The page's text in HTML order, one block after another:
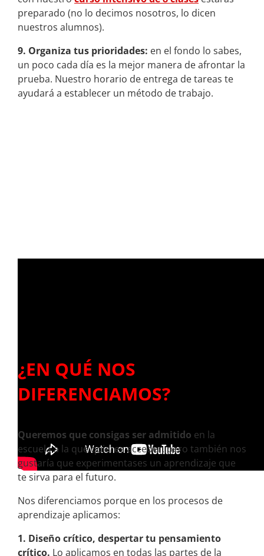
preparado (no lo decimos nosotros, lo dicen
nuestros alumnos).
9. Organiza tus prioridades: en el fondo lo sabes,
un poco cada día es la mejor manera de afrontar la
prueba. Nuestro horario de entrega de tareas te
ayudará a establecer un método de trabajo.
¿EN QUÉ NOS
DIFERENCIAMOS?
Queremos que consigas ser admitido en la
escuela a la que quieres acceder, pero también nos
gustaría que experimentases un aprendizaje que
te sirva para el futuro.
Nos diferenciamos porque en los procesos de
aprendizaje aplicamos:
1. Diseño crítico, despertar tu pensamiento
crítico. Lo aplicamos en todas las partes de la